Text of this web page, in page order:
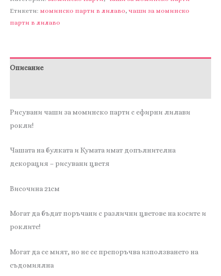
за
моминско
Етикети: моминско парти в лилаво, чаши за моминско
парти в лилаво
Описание
Рисувани чаши за моминско парти с ефирни лилави
рокли!
Чашата на булката и Кумата имат допълнителна
декорация – рисувани цветя
Височина 21см
Могат да бъдат поръчани с различни цветове на косите и
роклите!
Могат да се мият, но не се препоръчва използването на
съдомиялна